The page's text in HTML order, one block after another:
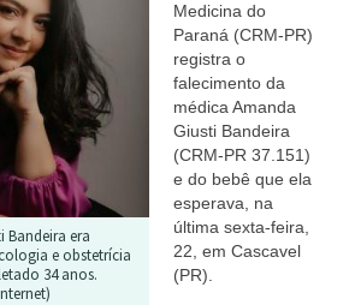
Bandeira era
e obstetrícia
34 anos.
Medicina do
Paraná (CRM-PR)
registra o
falecimento da
médica Amanda
Giusti Bandeira
(CRM-PR 37.151)
e do bebê que ela
esperava, na
última sexta-feira,
22, em Cascavel
(PR).